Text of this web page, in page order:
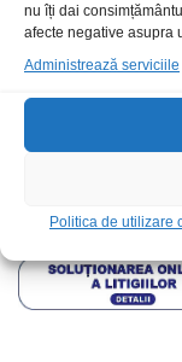
nu îți dai
afecte negative asupra
Administrează serviciile
Politica de utilizare
Informatii
Contact